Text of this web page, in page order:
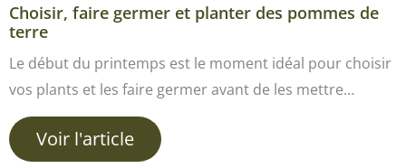
Choisir, faire germer et planter des pommes de
terre
Le début du printemps est le moment idéal pour choisir
vos plants et les faire germer avant de les mettre…
Voir l'article